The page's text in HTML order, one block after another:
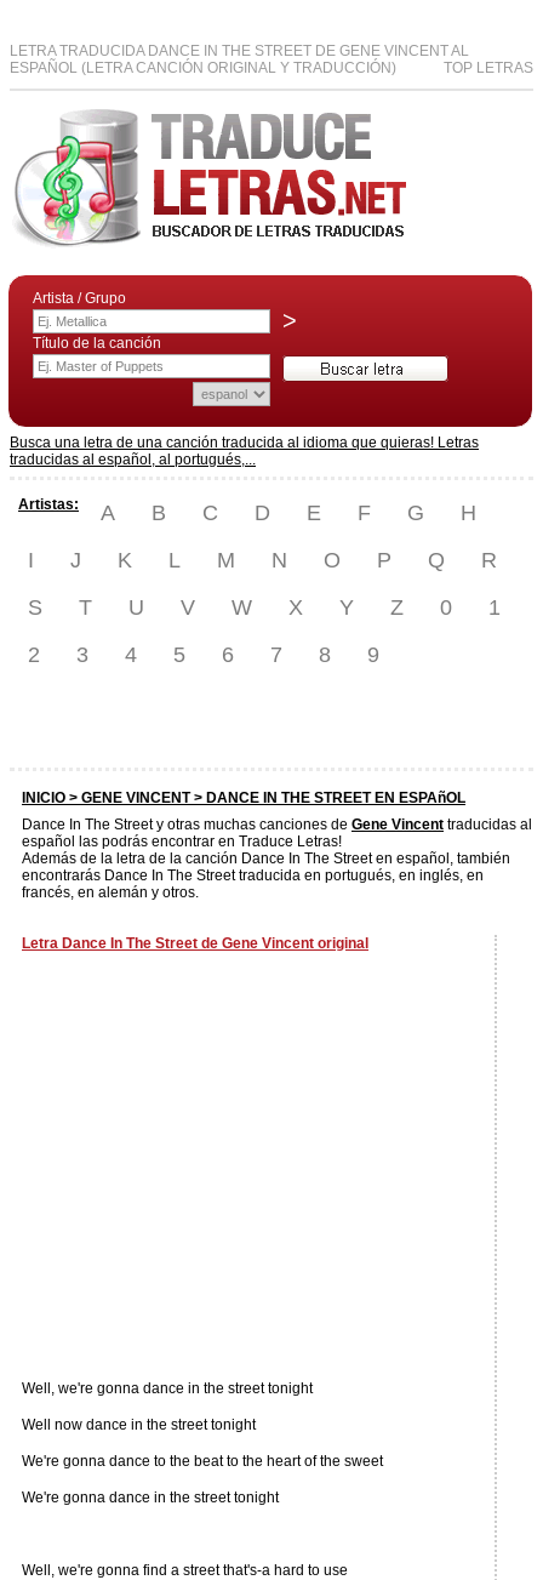
LETRA TRADUCIDA DANCE IN THE STREET DE GENE VINCENT AL
ESPAÑOL (LETRA CANCIÓN ORIGINAL Y TRADUCCIÓN)
TOP LETRAS
Artista / Grupo
>
Título de la canción
Busca una letra de una canción traducida al idioma que quieras! Letras
traducidas al español, al portugués,...
Artistas: A B C D E F G
H
I
J K L M N O P Q
R
S
T U V W X Y Z 0
1
2
3 4 5 6 7 8 9
INICIO > GENE VINCENT> DANCE IN THE STREET EN ESPAñOL
Dance In The Street y otras muchas canciones de Gene Vincent traducidas al
español las podrás encontrar en Traduce Letras!
Además de la letra de la canción Dance In The Street en español, también
encontrarás Dance In The Street traducida en portugués, en inglés, en
francés, en alemán y otros.
Letra Dance In The Street de Gene Vincent original
Well, we're gonna dance in the street tonight
Well now dance in the street tonight
We're gonna dance to the beat to the heart of the sweet
We're gonna dance in the street tonight
Well, we're gonna find a street that's-a hard to use